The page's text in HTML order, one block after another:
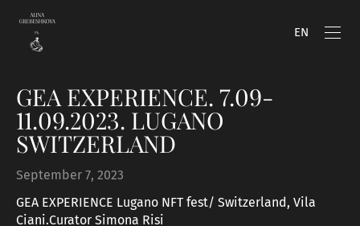
EN
GEA EXPERIENCE. 7.09-
11.09.2023. LUGANO
SWITZERLAND
September 7, 2023
GEA EXPERIENCE Lugano NFT fest/ Switzerland, Vila
Ciani.Curator Simona Risi